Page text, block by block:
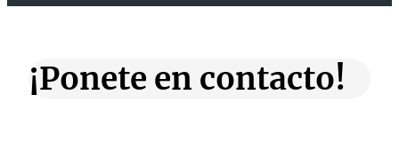
¡Ponete en contacto!